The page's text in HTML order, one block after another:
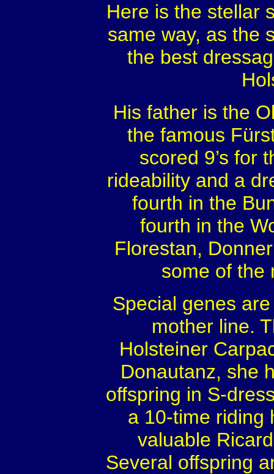
Here is the stellar
same way, as the
the best
His father is the
the famous
scored 9’s for
rideability and a
fourth in the
fourth in the
Florestan,
some of the
Special genes
mother line.
Holsteiner
Donautanz, she
offspring in S-
a 10-time riding
valuable
Several offspring